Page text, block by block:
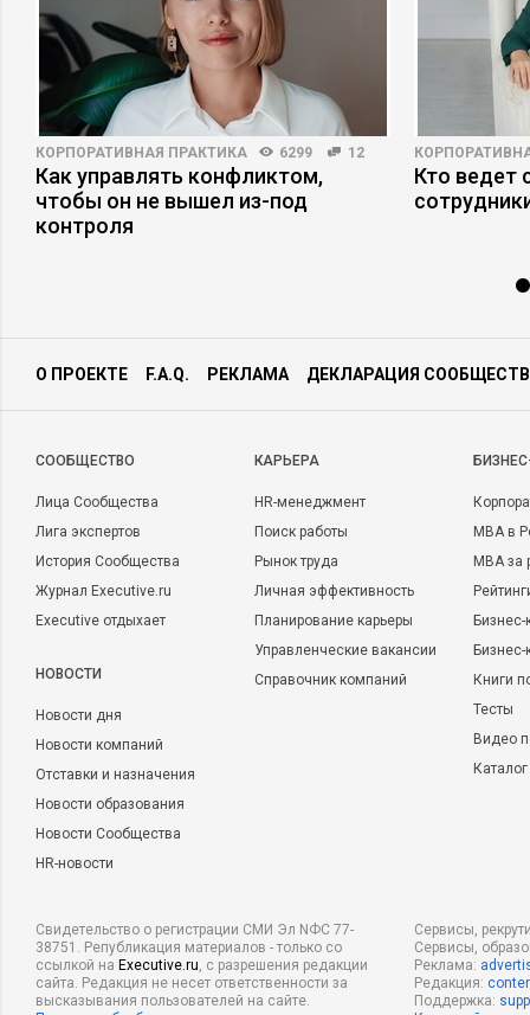
КОРПОРАТИВНАЯ ПРАКТИКА 6299 12
Как управлять конфликтом,
чтобы он не вышел из-под
контроля
Кто ведет
О ПРОЕКТЕ F.A.Q. РЕКЛАМА ДЕКЛАРАЦИЯ
CООБЩЕСТВО
Лица Сообщества
Лига экспертов
История Сообщества
Журнал Executive.ru
Executive отдыхает
НОВОСТИ
Новости дня
Новости компаний
Отставки и назначения
Новости образования
Новости Сообщества
HR-новости
КАРЬЕРА
HR-менеджмент
Поиск работы
Рынок труда
Личная эффективность
Планирование карьеры
Управленческие вакансии
Справочник компаний
MBA в
MBA
Бизнес-
Книги
Тесты
Видео
Свидетельство о регистрации СМИ Эл NФС 77-
38751. Републикация материалов - только со
ссылкой на Executive.ru, с разрешения редакции
сайта. Редакция не несет ответственности за
высказывания пользователей на сайте.
Сервисы,
Сервисы,
Реклама:
Редакция:
Поддержка: